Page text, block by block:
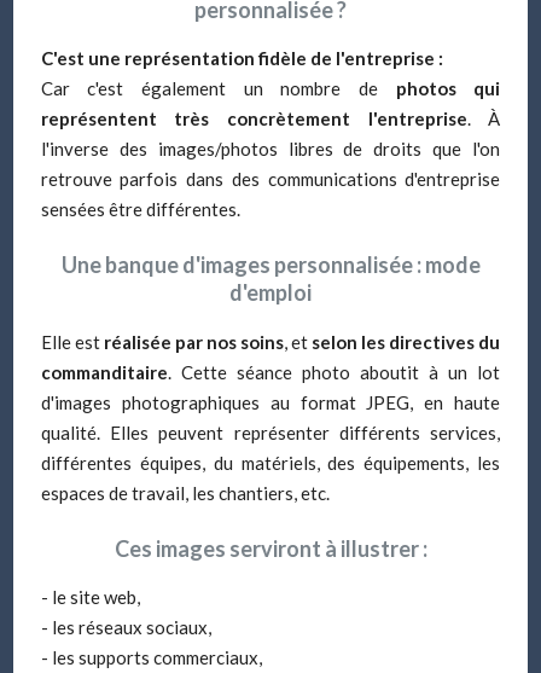
personnalisée ?
C'est une représentation fidèle de l'entreprise :
Car c'est également un nombre de photos qui
représentent très concrètement l'entreprise. À
l'inverse des images/photos libres de droits que l'on
retrouve parfois dans des communications d'entreprise
sensées être différentes.
Une banque d'images personnalisée : mode
d'emploi
Elle est réalisée par nos soins, et selon les directives du
commanditaire. Cette séance photo aboutit à un lot
d'images photographiques au format JPEG, en haute
qualité. Elles peuvent représenter différents services,
différentes équipes, du matériels, des équipements, les
espaces de travail, les chantiers, etc.
Ces images serviront à illustrer :
- le site web,
- les réseaux sociaux,
- les supports commerciaux,